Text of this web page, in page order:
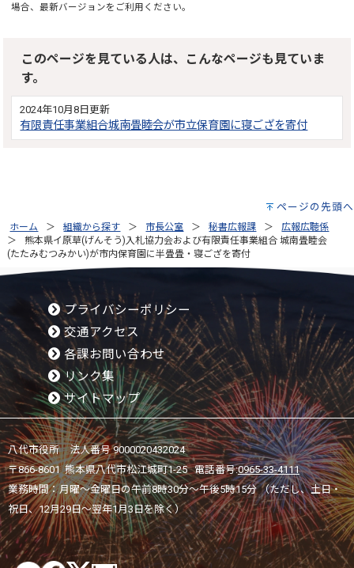
場合、最新バージョンをご利用ください。
このページを見ている人は、こんなページも見ていま
す。
2024年10月8日更新
有限責任事業組合城南畳睦会が市立保育園に寝ござを寄付
ページの先頭へ
ホーム 組織から探す 市長公室 秘書広報課
広報広聴係
熊本県イ原草(げんそう)入札協力会および有限責任事業組合 城南畳睦会
(たたみむつみかい)が市内保育園に半畳畳・寝ござを寄付
プライバシーポリシー
交通アクセス
各課お問い合わせ
リンク集
サイトマップ
八代市役所 法人番号 9000020432024
〒866-8601 熊本県八代市松江城町1-25 電話番号:0965-33-4111
業務時間：月曜～金曜日の午前8時30分～午後5時15分 （ただし、土日・
祝日、12月29日～翌年1月3日を除く）